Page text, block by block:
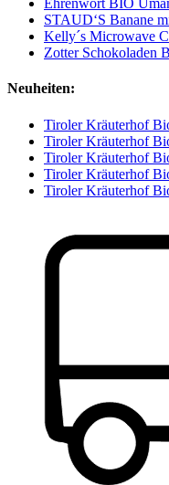
Ehrenwort BIO
STAUD‘S Banane
Kelly´s Microwave
Zotter Schokoladen
Neuheiten:
Tiroler Kräuterhof
Tiroler Kräuterhof
Tiroler Kräuterhof
Tiroler Kräuterhof
Tiroler Kräuterhof